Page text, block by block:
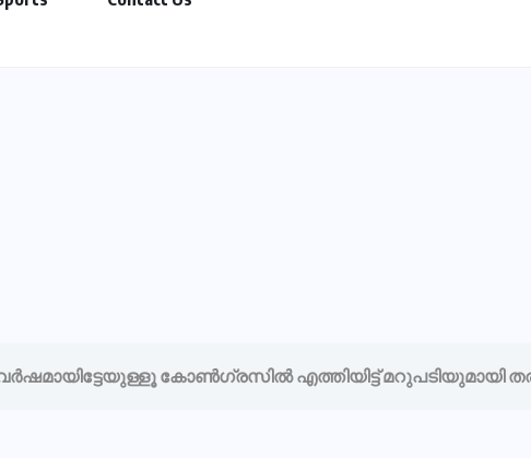
കോൺഗ്രസിൽ എത്തിയിട്ട് മറുപടിയുമായി